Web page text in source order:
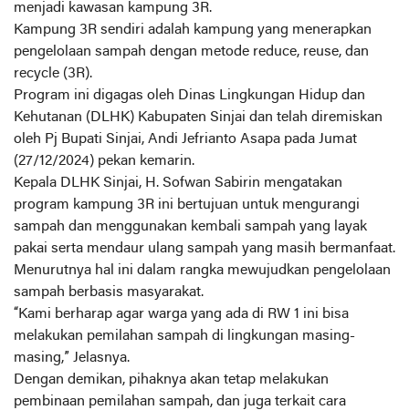
menjadi kawasan kampung 3R.
Kampung 3R sendiri adalah kampung yang menerapkan
pengelolaan sampah dengan metode reduce, reuse, dan
recycle (3R).
Program ini digagas oleh Dinas Lingkungan Hidup dan
Kehutanan (DLHK) Kabupaten Sinjai dan telah diremiskan
oleh Pj Bupati Sinjai, Andi Jefrianto Asapa pada Jumat
(27/12/2024) pekan kemarin.
Kepala DLHK Sinjai, H. Sofwan Sabirin mengatakan
program kampung 3R ini bertujuan untuk mengurangi
sampah dan menggunakan kembali sampah yang layak
pakai serta mendaur ulang sampah yang masih bermanfaat.
Menurutnya hal ini dalam rangka mewujudkan pengelolaan
sampah berbasis masyarakat.
“Kami berharap agar warga yang ada di RW 1 ini bisa
melakukan pemilahan sampah di lingkungan masing-
masing,” Jelasnya.
Dengan demikan, pihaknya akan tetap melakukan
pembinaan pemilahan sampah, dan juga terkait cara